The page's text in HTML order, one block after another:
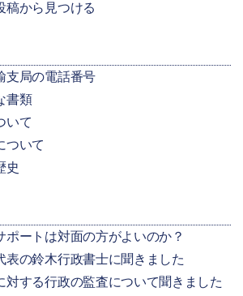
稿から見つける
支局の電話番号
書類
いて
ついて
史
ポートは対面の方がよいのか？
表の鈴木行政書士に聞きました
対する行政の監査について聞きました